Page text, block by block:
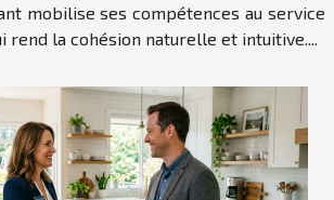
mobilise ses compétences au service
rend la cohésion naturelle et intuitive....